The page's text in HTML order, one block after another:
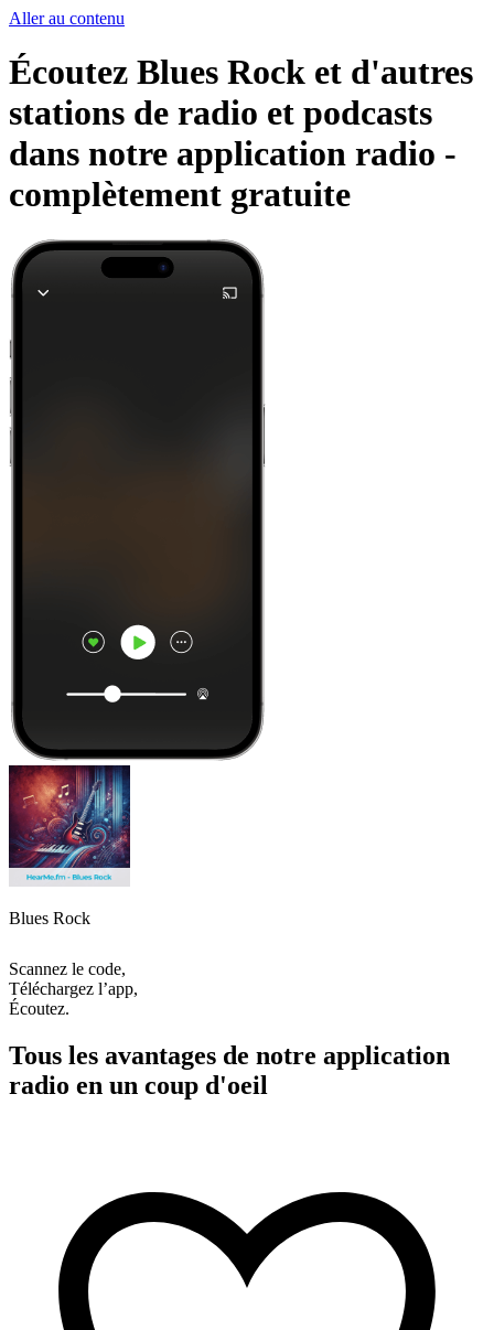
Aller au contenu
Écoutez Blues Rock et d'autres
stations de radio et podcasts
dans notre application radio -
complètement gratuite
Blues Rock
Scannez le code,
Téléchargez l’app,
Écoutez.
Tous les avantages de notre application
radio en un coup d'oeil